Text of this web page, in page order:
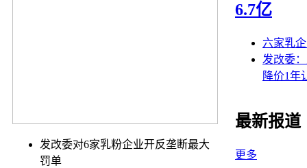
发改委对6家乳粉企业开反垄断最大
罚单
6.7亿
六家乳
发改委
降价1年
最新报道
更多